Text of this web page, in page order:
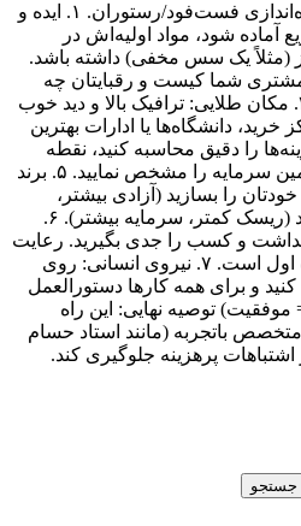
عنوان: ۷ گام طلایی قبل از راه‌اندازی فست‌فود/رستوران. ۱. ایده و
آماده شود، مواد اولیه‌اش در
(مثلاً یک سس مخفی) داشته باشد.
مشتری شما کیست و رقبایتان چه
کسانی هستند و چه می‌کنند. ۳. مکان طلایی: ترافیک بالا و دید خوب
دانشگاه‌ها یا ادارات بهترین
هزینه‌ها را دقیق محاسبه کنید، نقطه
سربه‌سر را پیدا کنید و منبع تامین سرمایه را مشخص نمایید. ۵. برند
خودتان را بسازید (آزادی بیشتر،
ریسک بیشتر) یا فرانچایز بخرید (ریسک کمتر، سرمایه بیشتر). ۶.
و کسب را جدی بگیرید. رعایت
استانداردهای بهداشتی اولویت اول است. ۷. نیروی انسانی: روی
و برای همه کارها دستورالعمل
موفقیت) توصیه نهایی: این راه
باتجربه (مانند استاد حسام
پرهزینه جلوگیری کند.
جستجو